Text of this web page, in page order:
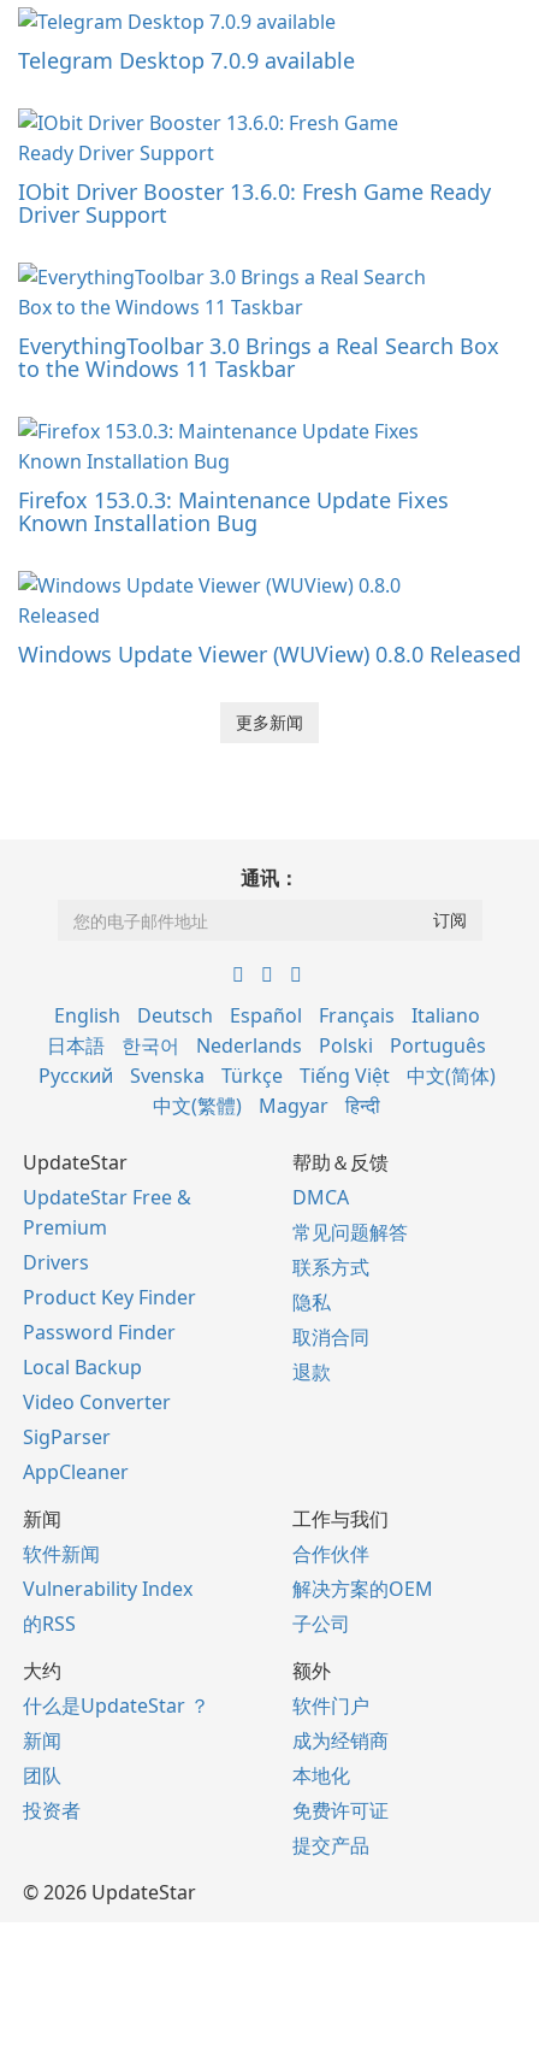
Telegram Desktop 7.0.9 available
IObit Driver Booster 13.6.0: Fresh Game Ready
Driver Support
EverythingToolbar 3.0 Brings a Real Search Box
to the Windows 11 Taskbar
Firefox 153.0.3: Maintenance Update Fixes
Known Installation Bug
Windows Update Viewer (WUView) 0.8.0 Released
更多新闻
通讯：
English Deutsch Español Français
Italiano
日本語
한국어 Nederlands Polski
Português
Русский
Svenska Türkçe Tiếng Việt
中文(简体)
中文(繁體)
Magyar हिन्दी
UpdateStar
UpdateStar Free &
Premium
Drivers
Product Key Finder
Password Finder
Local Backup
Video Converter
SigParser
AppCleaner
帮助＆反馈
DMCA
常见问题解答
联系方式
隐私
取消合同
退款
新闻
软件新闻
Vulnerability Index
的RSS
工作与我们
合作伙伴
解决方案的OEM
子公司
大约
什么是UpdateStar ？
新闻
团队
投资者
额外
软件门户
成为经销商
本地化
免费许可证
提交产品
© 2026 UpdateStar